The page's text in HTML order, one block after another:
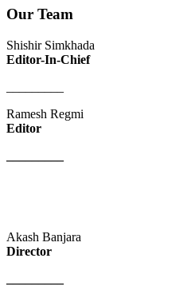
Our Team
Shishir Simkhada
Editor-In-Chief
Ramesh Regmi
Editor
Akash Banjara
Director